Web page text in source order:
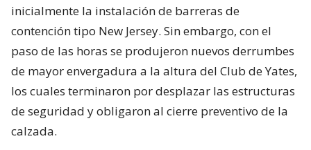
inicialmente la instalación de barreras de
contención tipo New Jersey. Sin embargo, con el
paso de las horas se produjeron nuevos derrumbes
de mayor envergadura a la altura del Club de Yates,
los cuales terminaron por desplazar las estructuras
de seguridad y obligaron al cierre preventivo de la
calzada.